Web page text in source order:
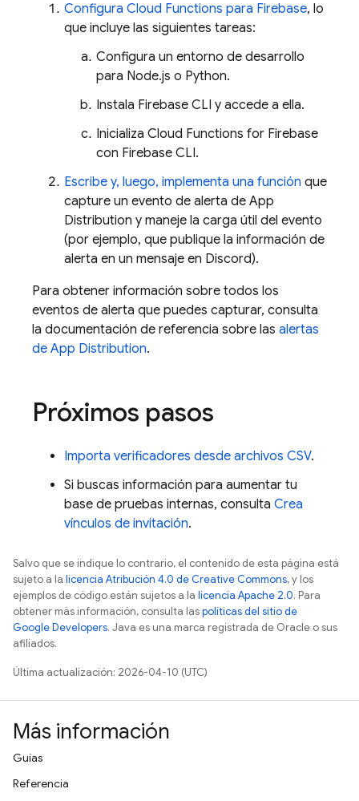
Configura Cloud Functions para Firebase, lo
que incluye las siguientes tareas:
Configura un entorno de desarrollo
para Node.js o Python.
Instala Firebase CLI y accede a ella.
Inicializa Cloud Functions for Firebase
con Firebase CLI.
Escribe y, luego, implementa una función que
capture un evento de alerta de App
Distribution y maneje la carga útil del evento
(por ejemplo, que publique la información de
alerta en un mensaje en Discord).
Para obtener información sobre todos los
eventos de alerta que puedes capturar, consulta
la documentación de referencia sobre las alertas
de App Distribution.
Próximos pasos
Importa verificadores desde archivos CSV.
Si buscas información para aumentar tu
base de pruebas internas, consulta Crea
vínculos de invitación.
Salvo que se indique lo contrario, el contenido de esta página está
sujeto a la licencia Atribución 4.0 de Creative Commons, y los
ejemplos de código están sujetos a la licencia Apache 2.0. Para
obtener más información, consulta laspolíticas del sitio de
Google Developers. Java es una marca registrada de Oracle o sus
afiliados.
Última actualización: 2026-04-10 (UTC)
Más información
Guías
Referencia